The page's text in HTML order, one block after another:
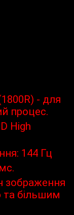
- для
процес.
High
144 Гц
зображення
та більшим